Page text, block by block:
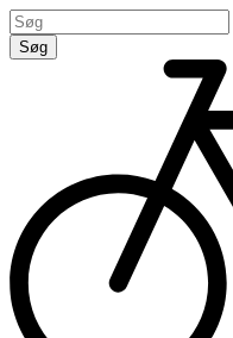
Skip
to
main
Søg